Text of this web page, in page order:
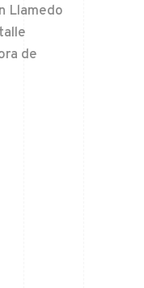
Llamedo
de